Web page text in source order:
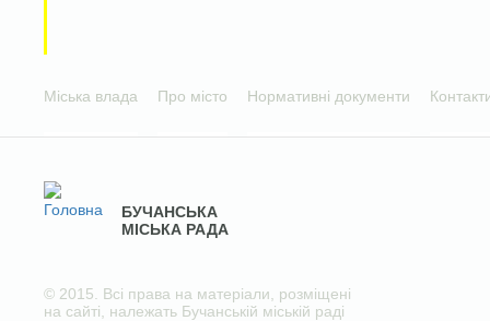
Міська влада Про місто Нормативні документи
БУЧАНСЬКА
МІСЬКА РАДА
© 2015. Всі права на матеріали, розміщені
на сайті, належать Бучанській міській раді